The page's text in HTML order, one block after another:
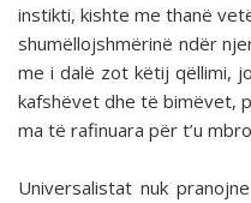
instikti, kishte me thanë
shumëllojshmërinë ndër
me i dalë zot këtij qëllimi,
kafshëvet dhe të bimëvet,
ma të rafinuara për t’u
Universalistat nuk